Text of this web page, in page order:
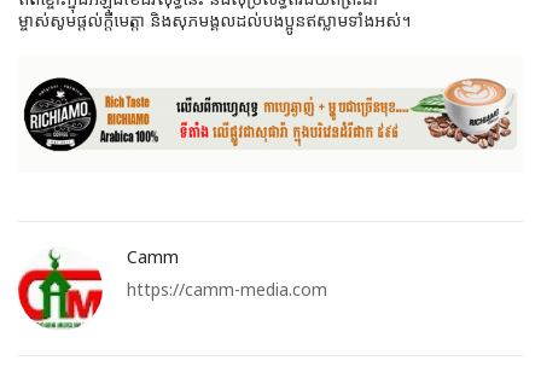
ម្ចាស់សូមផ្តល់ក្តីមេត្តា និងសុភមង្គលដល់បងប្អូនឥស្លាមទាំងអស់។
Camm
https://camm-media.com